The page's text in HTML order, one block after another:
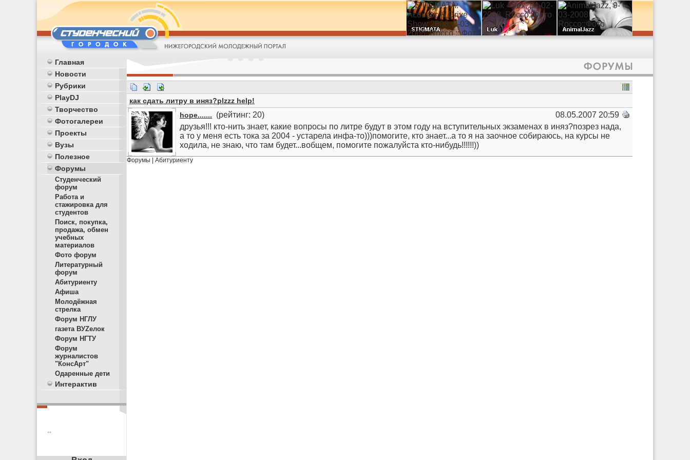
Главная
Новости
Рубрики
PlayDJ
Творчество
Фотогалереи
Проекты
Вузы
Полезное
Форумы
Студенческий
форум
Работа и
стажировка для
студентов
Поиск, покупка,
продажа, обмен
учебных
материалов
Фото форум
Литературный
форум
Абитуриенту
Афиша
Молодёжная
стрелка
Форум НГЛУ
газета ВУZелок
Форум НГТУ
Форум
журналистов
"КонсАрт"
Одаренные дети
Интерактив
**
как сдать литру в иняз?plzzz help!
hope.......
(рейтинг: 20)
08.05.2007 20:59
друзья!!! кто-нить знает, какие вопросы по литре будут в этом году на вступительных экзаменах в иняз?позрез нада,
а то у меня есть тока за 2004 - устарела инфа-то)))помогите, кто знает...а то я на заочное собираюсь, на курсы не
ходила, не знаю, что там будет...вобщем, помогите пожалуйста кто-нибудь!!!!!!))
Форумы Абитуриенту